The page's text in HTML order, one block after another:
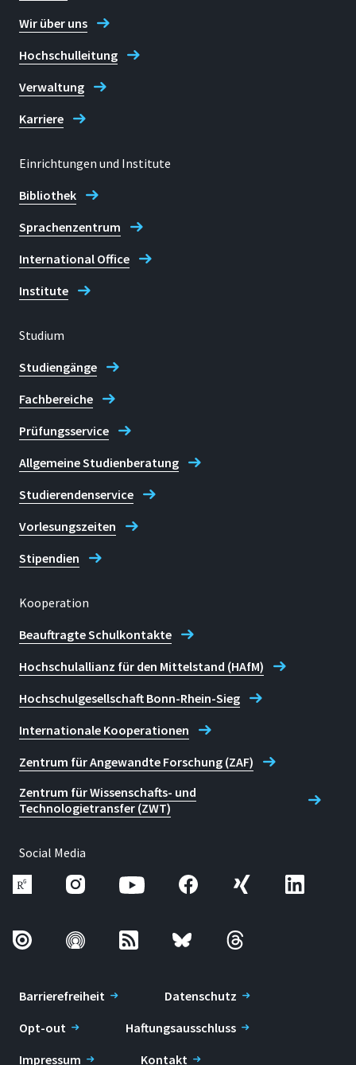
Wir über uns
Hochschulleitung
Verwaltung
Karriere
Einrichtungen und Institute
Bibliothek
Sprachenzentrum
International Office
Institute
Studium
Studiengänge
Fachbereiche
Prüfungsservice
Allgemeine Studienberatung
Studierendenservice
Vorlesungszeiten
Stipendien
Kooperation
Beauftragte Schulkontakte
Hochschulallianz für den Mittelstand (HAfM)
Hochschulgesellschaft Bonn-Rhein-Sieg
Internationale Kooperationen
Zentrum für Angewandte Forschung (ZAF)
Zentrum für Wissenschafts- und
Technologietransfer (ZWT)
Social Media
Barrierefreiheit
Datenschutz
Opt-out
Haftungsausschluss
Impressum
Kontakt